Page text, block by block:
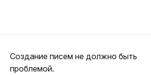
Создание писем не должно быть
проблемой.